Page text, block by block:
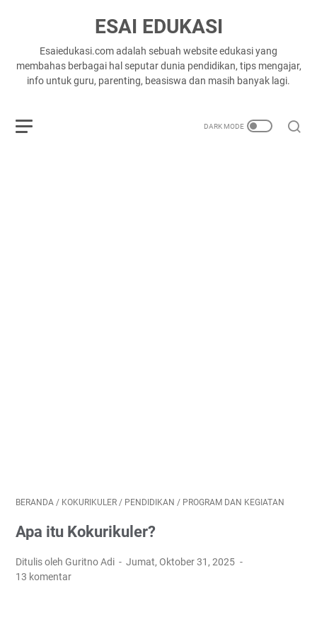
ESAI EDUKASI
Esaiedukasi.com adalah sebuah website edukasi yang
membahas berbagai hal seputar dunia pendidikan, tips mengajar,
info untuk guru, parenting, beasiswa dan masih banyak lagi.
BERANDA / KOKURIKULER / PENDIDIKAN / PROGRAM DAN KEGIATAN
Apa itu Kokurikuler?
Ditulis oleh Guritno Adi
Jumat, Oktober 31, 2025
13 komentar